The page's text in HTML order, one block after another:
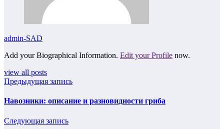
admin-SAD
Add your Biographical Information. Edit your Profile now.
view all posts
Предыдущая запись
Навозники: описание и разновидности гриба
Следующая запись